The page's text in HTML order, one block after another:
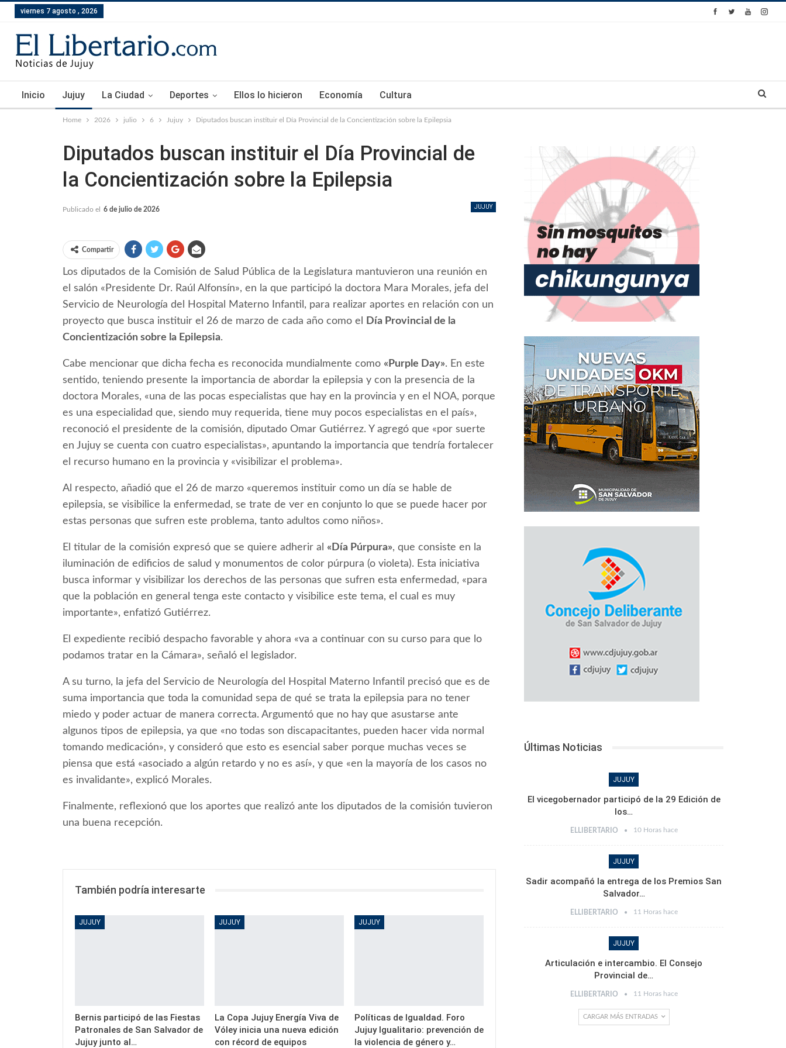
viernes 7 agosto , 2026
Inicio Jujuy La Ciudad Deportes Ellos lo hicieron Economía Cultura
Home 2026 julio 6 Jujuy Diputados buscan instituir el Día Provincial de la Concientización sobre la Epilepsia
Diputados buscan instituir el Día Provincial de
la Concientización sobre la Epilepsia
JUJUY
Publicado el 6 de julio de 2026
Compartir
Los diputados de la Comisión de Salud Pública de la Legislatura mantuvieron una reunión en
el salón «Presidente Dr. Raúl Alfonsín», en la que participó la doctora Mara Morales, jefa del
Servicio de Neurología del Hospital Materno Infantil, para realizar aportes en relación con un
proyecto que busca instituir el 26 de marzo de cada año como el
Día Provincial de la
Concientización sobre la Epilepsia.
Cabe mencionar que dicha fecha es reconocida mundialmente como «Purple Day». En este
sentido, teniendo presente la importancia de abordar la epilepsia y con la presencia de la
doctora Morales, «una de las pocas especialistas que hay en la provincia y en el NOA, porque
es una especialidad que, siendo muy requerida, tiene muy pocos especialistas en el país»,
reconoció el presidente de la comisión, diputado Omar Gutiérrez. Y agregó que «por suerte
en Jujuy se cuenta con cuatro especialistas», apuntando la importancia que tendría fortalecer
el recurso humano en la provincia y «visibilizar el problema».
Al respecto, añadió que el 26 de marzo «queremos instituir como un día se hable de
epilepsia, se visibilice la enfermedad, se trate de ver en conjunto lo que se puede hacer por
estas personas que sufren este problema, tanto adultos como niños».
El titular de la comisión expresó que se quiere adherir al «Día Púrpura», que consiste en la
iluminación de edificios de salud y monumentos de color púrpura (o violeta). Esta iniciativa
busca informar y visibilizar los derechos de las personas que sufren esta enfermedad, «para
que la población en general tenga este contacto y visibilice este tema, el cual es muy
importante», enfatizó Gutiérrez.
El expediente recibió despacho favorable y ahora «va a continuar con su curso para que lo
podamos tratar en la Cámara», señaló el legislador.
A su turno, la jefa del Servicio de Neurología del Hospital Materno Infantil precisó que es de
suma importancia que toda la comunidad sepa de qué se trata la epilepsia para no tener
miedo y poder actuar de manera correcta. Argumentó que no hay que asustarse ante
algunos tipos de epilepsia, ya que «no todas son discapacitantes, pueden hacer vida normal
tomando medicación», y consideró que esto es esencial saber porque muchas veces se
piensa que está «asociado a algún retardo y no es así», y que «en la mayoría de los casos no
es invalidante», explicó Morales.
Finalmente, reflexionó que los aportes que realizó ante los diputados de la comisión tuvieron
una buena recepción.
También podría interesarte
JUJUY
Bernis participó de las Fiestas
Patronales de San Salvador de
Jujuy junto al…
JUJUY
La Copa Jujuy Energía Viva de
Vóley inicia una nueva edición
con récord de equipos
JUJUY
Políticas de Igualdad. Foro
Jujuy Igualitario: prevención de
la violencia de género y…
Últimas Noticias
JUJUY
El vicegobernador participó de la 29 Edición de
los…
ELLIBERTARIO 10 Horas hace
JUJUY
Sadir acompañó la entrega de los Premios San
Salvador…
ELLIBERTARIO 11 Horas hace
JUJUY
Articulación e intercambio. El Consejo
Provincial de…
ELLIBERTARIO 11 Horas hace
CARGAR MÁS ENTRADAS